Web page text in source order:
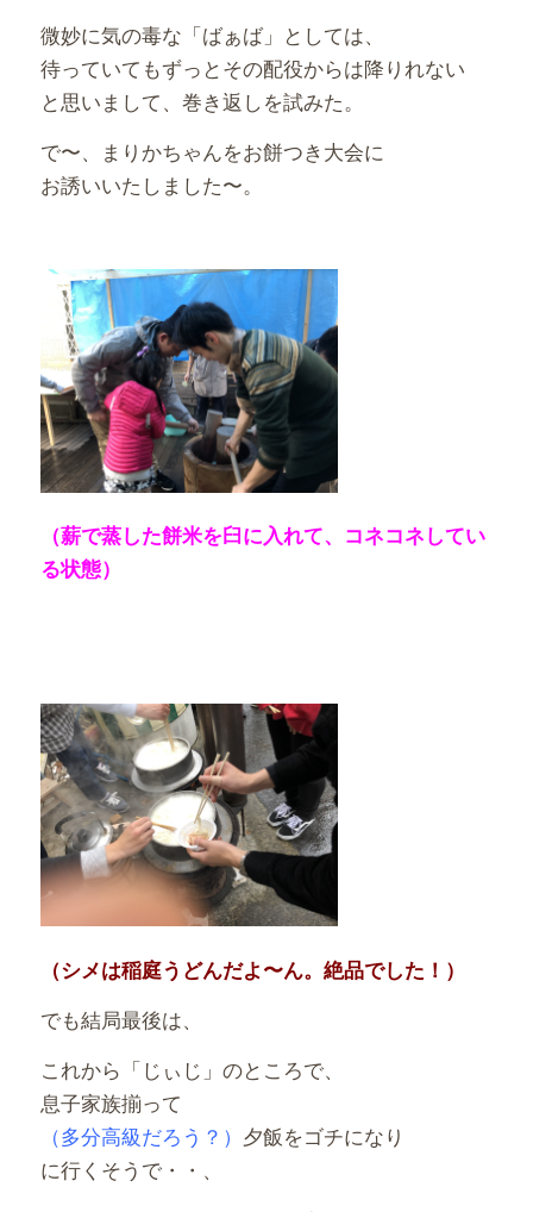
微妙に気の毒な「ばぁば」としては、
待っていてもずっとその配役からは降りれない
と思いまして、巻き返しを試みた。
で〜、まりかちゃんをお餅つき大会に
お誘いいたしました〜。
（薪で蒸した餅米を臼に入れて、コネコネしてい
る状態）
（シメは稲庭うどんだよ〜ん。絶品でした！）
でも結局最後は、
これから「じぃじ」のところで、
息子家族揃って
（多分高級だろう？） 夕飯をゴチになり
に行くそうで・・、